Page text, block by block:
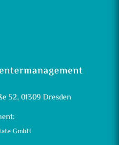
52, 01309 Dresden
GmbH